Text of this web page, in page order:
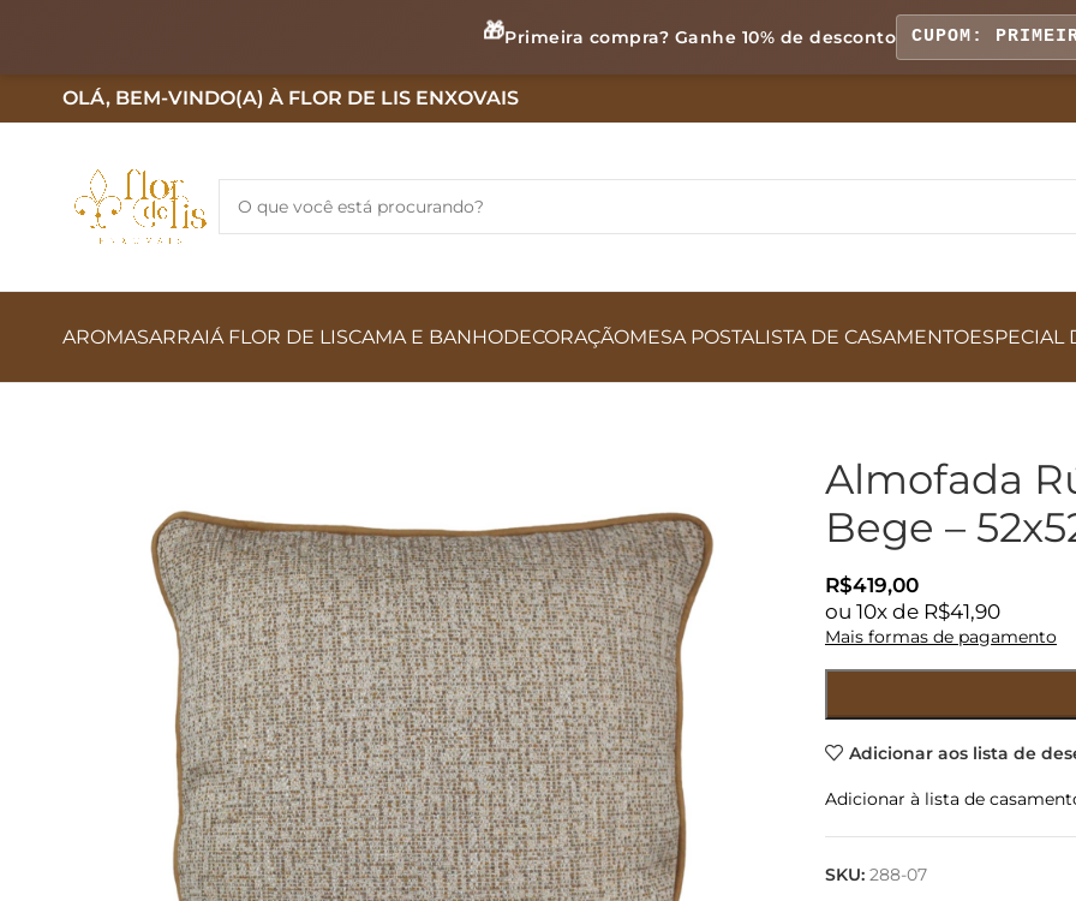
🎁Primeira compra? Ganhe 10% de desconto CUPOM:
OLÁ, BEM-VINDO(A) À FLOR DE LIS ENXOVAIS
AROMASARRAIÁ FLOR DE LISCAMA E BANHODECORAÇÃOMESA POSTALISTA DE CASAMENTOESPECIAL
Almofada
Bege –
R$419,00
ou 10x de R$41,90
Mais formas de pagamento
Adicionar aos lista de
Adicionar à lista de
SKU: 288-07